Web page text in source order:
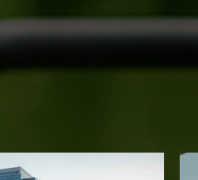
Professionnel et Culture